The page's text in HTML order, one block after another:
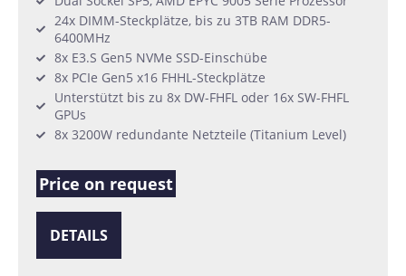
24x DIMM-Steckplätze, bis zu 3TB RAM DDR5-
6400MHz
8x E3.S Gen5 NVMe SSD-Einschübe
8x PCIe Gen5 x16 FHHL-Steckplätze
Unterstützt bis zu 8x DW-FHFL oder 16x SW-FHFL
GPUs
8x 3200W redundante Netzteile (Titanium Level)
Price on request
DETAILS